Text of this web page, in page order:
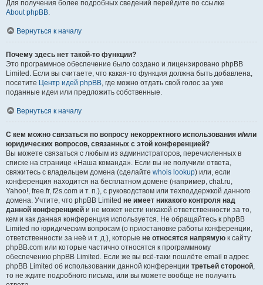
Для получения более подробных сведений перейдите по ссылке
About phpBB.
Вернуться к началу
Почему здесь нет такой-то функции?
Это программное обеспечение было создано и лицензировано phpBB
Limited. Если вы считаете, что какая-то функция должна быть добавлена,
посетите Центр идей phpBB, где можно отдать свой голос за уже
поданные идеи или предложить собственные.
Вернуться к началу
С кем можно связаться по вопросу некорректного использования и/или
юридических вопросов, связанных с этой конференцией?
Вы можете связаться с любым из администраторов, перечисленных в
списке на странице «Наша команда». Если вы не получили ответа,
свяжитесь с владельцем домена (сделайте whois lookup) или, если
конференция находится на бесплатном домене (например, chat.ru,
Yahoo!, free.fr, f2s.com и т. п.), с руководством или техподдержкой данного
домена. Учтите, что phpBB Limited не имеет никакого контроля над
данной конференцией и не может нести никакой ответственности за то,
кем и как данная конференция используется. Не обращайтесь к phpBB
Limited по юридическим вопросам (о приостановке работы конференции,
ответственности за неё и т. д.), которые не относятся напрямую к сайту
phpBB.com или которые частично относятся к программному
обеспечению phpBB Limited. Если же вы всё-таки пошлёте email в адрес
phpBB Limited об использовании данной конференции третьей стороной,
то не ждите подробного письма, или вы можете вообще не получить